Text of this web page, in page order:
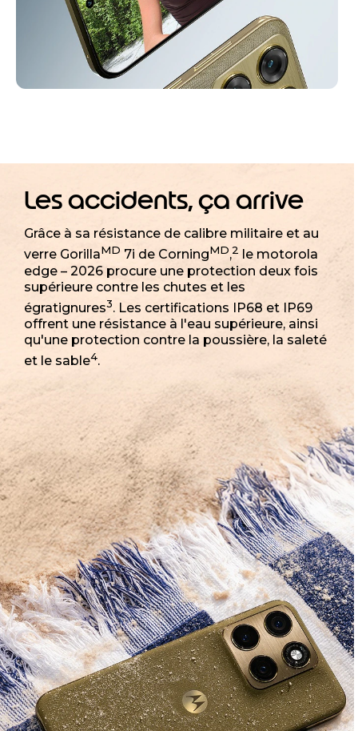
Les accidents, ça arrive
Grâce à sa résistance de calibre militaire et au
verre GorillaMD 7i de CorningMD,2
le motorola
edge – 2026 procure une protection deux fois
supérieure contre les chutes et les
égratignures3. Les certifications IP68 et IP69
offrent une résistance à l'eau supérieure, ainsi
qu'une protection contre la poussière, la saleté
et le sable4.